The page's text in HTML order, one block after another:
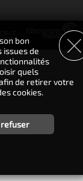
bon
issues de
quels
de retirer votre
cookies.
activer.
le dépôt et la
votre
refuser